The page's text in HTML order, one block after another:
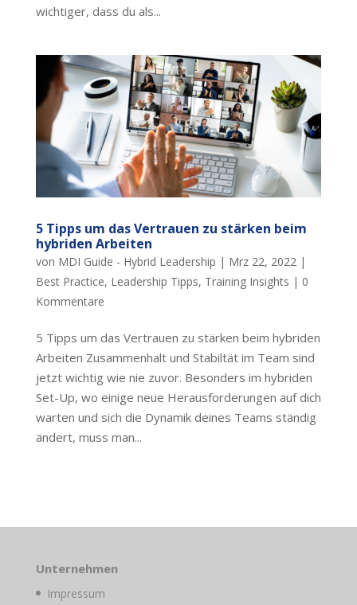
wichtiger, dass du als...
5 Tipps um das Vertrauen zu stärken beim
hybriden Arbeiten
von MDI Guide - Hybrid Leadership | Mrz 22, 2022|
Best Practice, Leadership Tipps, Training Insights | 0
Kommentare
5 Tipps um das Vertrauen zu stärken beim hybriden
Arbeiten Zusammenhalt und Stabiltät im Team sind
jetzt wichtig wie nie zuvor. Besonders im hybriden
Set-Up, wo einige neue Herausforderungen auf dich
warten und sich die Dynamik deines Teams ständig
ändert, muss man...
Unternehmen
Impressum